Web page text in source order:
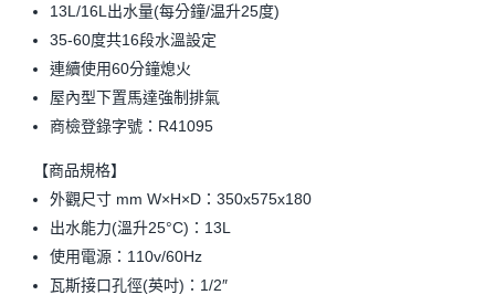
13L/16L出水量(每分鐘/温升25度)
35-60度共16段水溫設定
連續使用60分鐘熄火
屋內型下置馬達強制排氣
商檢登錄字號：R41095
【商品規格】
外觀尺寸 mm W×H×D：350x575x180
出水能力(溫升25°C)：13L
使用電源：110v/60Hz
瓦斯接口孔徑(英吋)：1/2″